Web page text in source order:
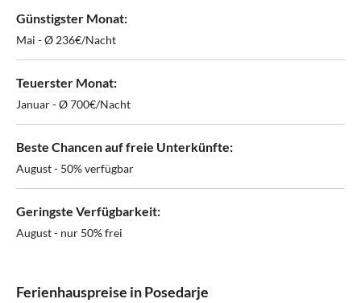
Günstigster Monat:
Mai - Ø 236€/Nacht
Teuerster Monat:
Januar - Ø 700€/Nacht
Beste Chancen auf freie Unterkünfte:
August - 50% verfügbar
Geringste Verfügbarkeit:
August - nur 50% frei
Ferienhauspreise in Posedarje